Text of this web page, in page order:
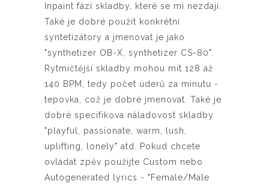
Inpaint fází skladby, které se mi nezdají.
Také je dobré použít konkrétní
syntetizátory a jmenovat je jako
"synthetizer OB-X, synthetizer CS-80".
Rytmičtější skladby mohou mít 128 až
140 BPM, tedy počet úderů za minutu -
tepovka, což je dobré jmenovat. Také je
dobré specifikova náladovost skladby
"playful, passionate, warm, lush,
uplifting, lonely" atd. Pokud chcete
ovládat zpěv použijte Custom nebo
Autogenerated lyrics - "Female/Male